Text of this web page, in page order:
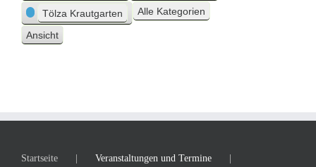
Tölza Krautgarten Alle Kategorien
Ansicht
Startseite
Veranstaltungen und Termine